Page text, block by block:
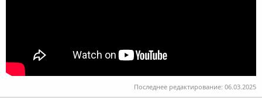
Последнее редактирование: 06.03.2025